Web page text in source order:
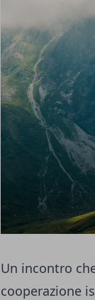
Un incontro
cooperazione